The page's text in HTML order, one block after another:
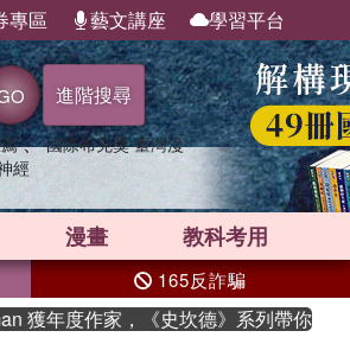
專區 藝文講座 學習平台
進階搜尋
、 國際布克獎 臺灣漫
經
漫畫 教科考用
165反詐騙
家，《史坎德》系列帶你踏上熱血奇幻